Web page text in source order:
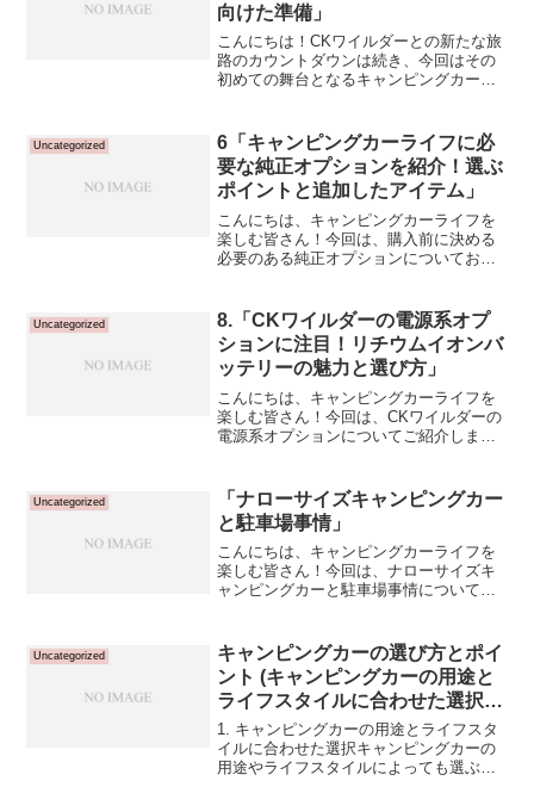
向けた準備」
こんにちは！CKワイルダーとの新たな旅
路のカウントダウンは続き、今回はその
初めての舞台となるキャンピングカーの
我が家の愛犬も一緒に参加予定の初めて
のキャンピングカーライ...
Uncategorized
6「キャンピングカーライフに必
要な純正オプションを紹介！選ぶ
ポイントと追加したアイテム」
こんにちは、キャンピングカーライフを
楽しむ皆さん！今回は、購入前に決める
必要のある純正オプションについてお話
でしたが、購入時に追加したいくつかの
純正オプションをご紹介...
Uncategorized
8.「CKワイルダーの電源系オプ
ションに注目！リチウムイオンバ
ッテリーの魅力と選び方」
こんにちは、キャンピングカーライフを
楽しむ皆さん！今回は、CKワイルダーの
電源系オプションについてご紹介しま
200Ahのリチウムイオンバッテリーとそ
の他の電源系オプション...
Uncategorized
「ナローサイズキャンピングカー
と駐車場事情」
こんにちは、キャンピングカーライフを
楽しむ皆さん！今回は、ナローサイズキ
ャンピングカーと駐車場事情についてお
ついても触れながら、駐車場でのナロー
サイズキャンピングカー...
Uncategorized
キャンピングカーの選び方とポイ
ント (キャンピングカーの用途と
ライフスタイルに合わせた選択
編）
1. キャンピングカーの用途とライフスタ
イルに合わせた選択キャンピングカーの
用途やライフスタイルによっても選ぶポ